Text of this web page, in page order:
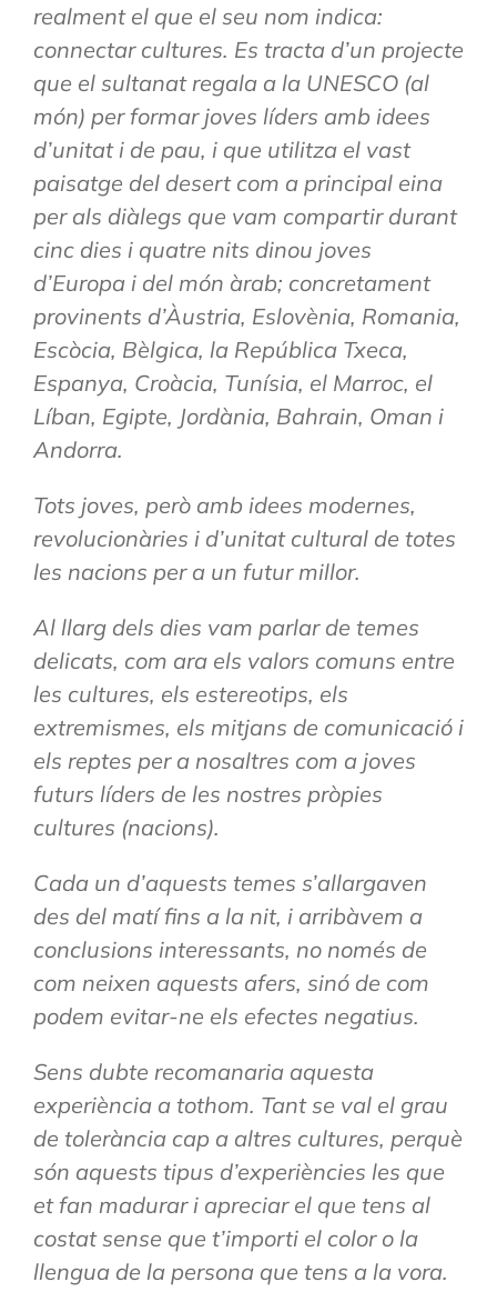
realment el que el seu nom indica:
connectar cultures. Es tracta d’un projecte
que el sultanat regala a la UNESCO (al
món) per formar joves líders amb idees
d’unitat i de pau, i que utilitza el vast
paisatge del desert com a principal eina
per als diàlegs que vam compartir durant
cinc dies i quatre nits dinou joves
d’Europa i del món àrab; concretament
provinents d’Àustria, Eslovènia, Romania,
Escòcia, Bèlgica, la República Txeca,
Espanya, Croàcia, Tunísia, el Marroc, el
Líban, Egipte, Jordània, Bahrain, Oman i
Andorra.
Tots joves, però amb idees modernes,
revolucionàries i d’unitat cultural de totes
les nacions per a un futur millor.
Al llarg dels dies vam parlar de temes
delicats, com ara els valors comuns entre
les cultures, els estereotips, els
extremismes, els mitjans de comunicació i
els reptes per a nosaltres com a joves
futurs líders de les nostres pròpies
cultures (nacions).
Cada un d’aquests temes s’allargaven
des del matí fins a la nit, i arribàvem a
conclusions interessants, no només de
com neixen aquests afers, sinó de com
podem evitar-ne els efectes negatius.
Sens dubte recomanaria aquesta
experiència a tothom. Tant se val el grau
de tolerància cap a altres cultures, perquè
són aquests tipus d’experiències les que
et fan madurar i apreciar el que tens al
costat sense que t’importi el color o la
llengua de la persona que tens a la vora.